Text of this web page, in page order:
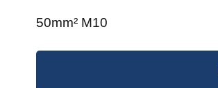
50mm² M10